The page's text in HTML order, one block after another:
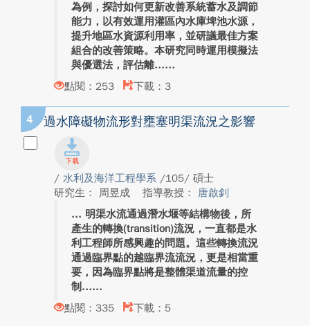
為例，探討如何更新改善系統蓄水及調節
能力，以有效運用灌區內水庫埤池水源，
提升地區水資源利用率，並研議最佳方案
組合的改善策略。本研究同時運用模擬法
與優選法，評估離...
點閱：253
下載：3
4 過水障礙物流形對壅塞明渠流況之影響
/ 水利及海洋工程學系 /105/ 碩士
研究生： 周昱成
指導教授： 唐啟釗
明渠水流通過潛水堰等結構物後，所
產生的轉換(transition)流況，一直都是水
利工程師所感興趣的問題。這些轉換流況
通過臨界點的越臨界流流況，更是相當重
要，因為臨界點將是整體渠道流量的控
制...
點閱：335
下載：5